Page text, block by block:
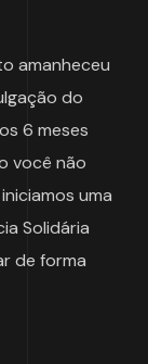
amanheceu
do
6 meses
você não
uma
Solidária
de forma